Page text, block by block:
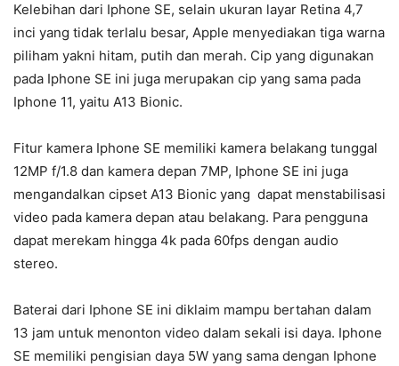
Kelebihan dari Iphone SE, selain ukuran layar Retina 4,7
inci yang tidak terlalu besar, Apple menyediakan tiga warna
piliham yakni hitam, putih dan merah. Cip yang digunakan
pada Iphone SE ini juga merupakan cip yang sama pada
Iphone 11, yaitu A13 Bionic.
Fitur kamera Iphone SE memiliki kamera belakang tunggal
12MP f/1.8 dan kamera depan 7MP, Iphone SE ini juga
mengandalkan cipset A13 Bionic yang dapat menstabilisasi
video pada kamera depan atau belakang. Para pengguna
dapat merekam hingga 4k pada 60fps dengan audio
stereo.
Baterai dari Iphone SE ini diklaim mampu bertahan dalam
13 jam untuk menonton video dalam sekali isi daya. Iphone
SE memiliki pengisian daya 5W yang sama dengan Iphone